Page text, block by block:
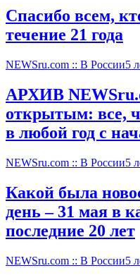
Спасибо всем,
течение 21 года
NEWSru.com :: В России5
АРХИВ
открытым: все,
в любой год с
NEWSru.com :: В России5
Какой была
день – 31 мая в
последние 20 лет
NEWSru.com :: В России5